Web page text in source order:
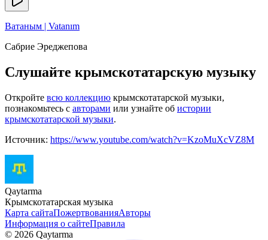
Ватаным | Vatanım
Сабрие Эреджепова
Слушайте крымскотатарскую музыку
Откройте всю коллекцию крымскотатарской музыки,
познакомьтесь с авторами или узнайте об истории
крымскотатарской музыки.
Источник: https://www.youtube.com/watch?v=KzoMuXcVZ8M
Qaytarma
Крымскотатарская музыка
Карта сайтаПожертвованияАвторы
Информация о сайтеПравила
© 2026 Qaytarma